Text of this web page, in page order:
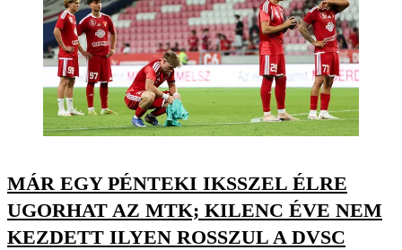
MÁR EGY PÉNTEKI IKSSZEL ÉLRE
UGORHAT AZ MTK; KILENC ÉVE NEM
KEZDETT ILYEN ROSSZUL A DVSC